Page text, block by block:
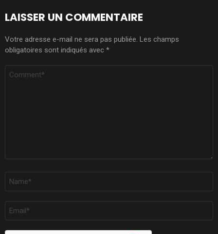
LAISSER UN COMMENTAIRE
Votre adresse e-mail ne sera pas publiée. Les champs
obligatoires sont indiqués avec *
COMMENTAIRE
NOM
E-
MAIL